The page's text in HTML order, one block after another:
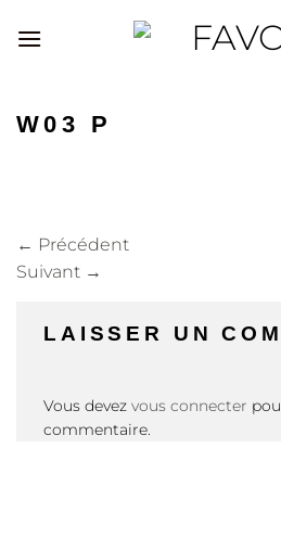
au
W03 P
← Précédent
Suivant →
LAISSER UN
Vous devez vous connecter
commentaire.